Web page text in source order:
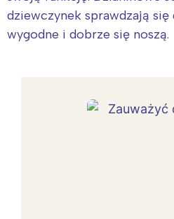
dziewczynek sprawdzają się
wygodne i dobrze się noszą.